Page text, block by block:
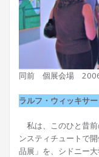
同前 個展会場
ラルフ・ウィッキサ
私は、このひと昔
ンスティチュートで
品展」を、シドニー